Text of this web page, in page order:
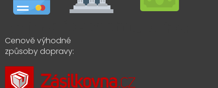
Cenově výhodné
způsoby dopravy: